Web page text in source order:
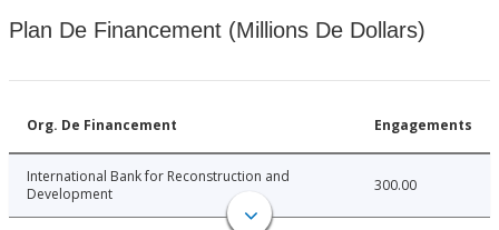
Plan De Financement (Millions De Dollars)
Org. De Financement Engagements
International Bank for Reconstruction and
Development
300.00